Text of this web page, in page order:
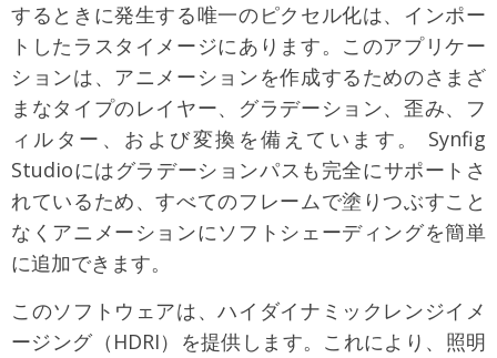
するときに発生する唯一のピクセル化は、インポー
トしたラスタイメージにあります。このアプリケー
ションは、アニメーションを作成するためのさまざ
まなタイプのレイヤー、グラデーション、歪み、フ
ィルター、および変換を備えています。 Synfig
Studioにはグラデーションパスも完全にサポートさ
れているため、すべてのフレームで塗りつぶすこと
なくアニメーションにソフトシェーディングを簡単
に追加できます。
このソフトウェアは、ハイダイナミックレンジイメ
ージング（HDRI）を提供します。これにより、照明